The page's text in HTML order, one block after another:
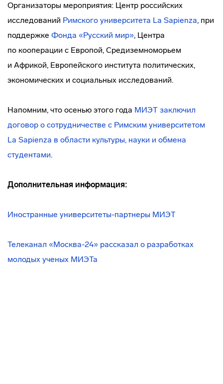
Организаторы мероприятия: Центр российских
исследований Римского университета La Sapienza, при
поддержке Фонда «Русский мир», Центра
по кооперации с Европой, Средиземноморьем
и Африкой, Европейского института политических,
экономических и социальных исследований.
Напомним, что осенью этого года МИЭТ заключил
договор о сотрудничестве с Римским университетом
La Sapienza в области культуры, науки и обмена
студентами.
Дополнительная информация:
Иностранные университеты-партнеры МИЭТ
Телеканал «Москва-24» рассказал о разработках
молодых ученых МИЭТа